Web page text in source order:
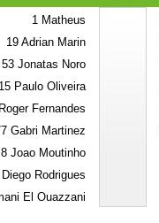
1Matheus
19Adrian Marin
53Jonatas Noro
15Paulo Oliveira
Fernandes
Gabri Martinez
8Joao Moutinho
Rodrigues
El Ouazzani